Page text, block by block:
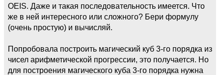
OEIS. Даже и такая последовательность имеется. Что
же в ней интересного или сложного? Бери формулу
(очень простую) и вычисляй.
Попробовала построить магический куб 3-го порядка из
чисел арифметической прогрессии, это получается. Но
для построения магического куба 3-го порядка нужна